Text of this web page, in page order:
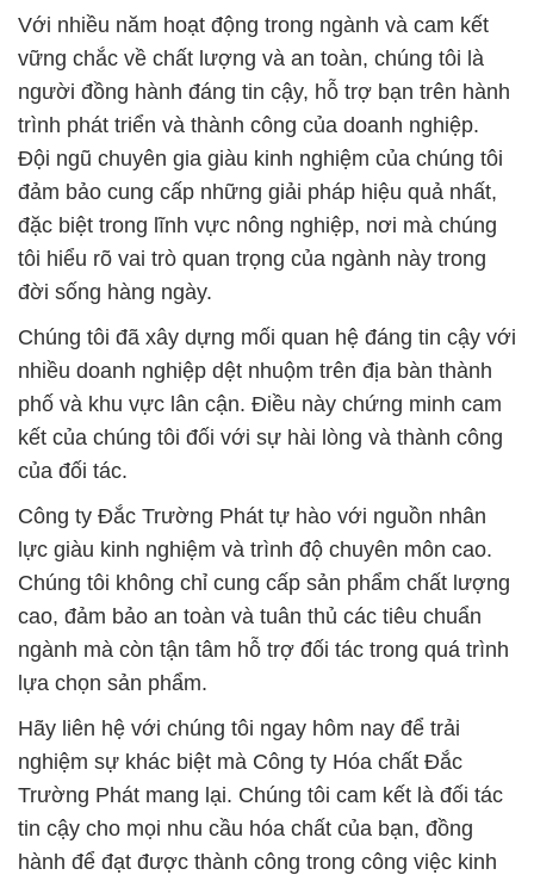
Với nhiều năm hoạt động trong ngành và cam kết
vững chắc về chất lượng và an toàn, chúng tôi là
người đồng hành đáng tin cậy, hỗ trợ bạn trên hành
trình phát triển và thành công của doanh nghiệp.
Đội ngũ chuyên gia giàu kinh nghiệm của chúng tôi
đảm bảo cung cấp những giải pháp hiệu quả nhất,
đặc biệt trong lĩnh vực nông nghiệp, nơi mà chúng
tôi hiểu rõ vai trò quan trọng của ngành này trong
đời sống hàng ngày.
Chúng tôi đã xây dựng mối quan hệ đáng tin cậy với
nhiều doanh nghiệp dệt nhuộm trên địa bàn thành
phố và khu vực lân cận. Điều này chứng minh cam
kết của chúng tôi đối với sự hài lòng và thành công
của đối tác.
Công ty Đắc Trường Phát tự hào với nguồn nhân
lực giàu kinh nghiệm và trình độ chuyên môn cao.
Chúng tôi không chỉ cung cấp sản phẩm chất lượng
cao, đảm bảo an toàn và tuân thủ các tiêu chuẩn
ngành mà còn tận tâm hỗ trợ đối tác trong quá trình
lựa chọn sản phẩm.
Hãy liên hệ với chúng tôi ngay hôm nay để trải
nghiệm sự khác biệt mà Công ty Hóa chất Đắc
Trường Phát mang lại. Chúng tôi cam kết là đối tác
tin cậy cho mọi nhu cầu hóa chất của bạn, đồng
hành để đạt được thành công trong công việc kinh